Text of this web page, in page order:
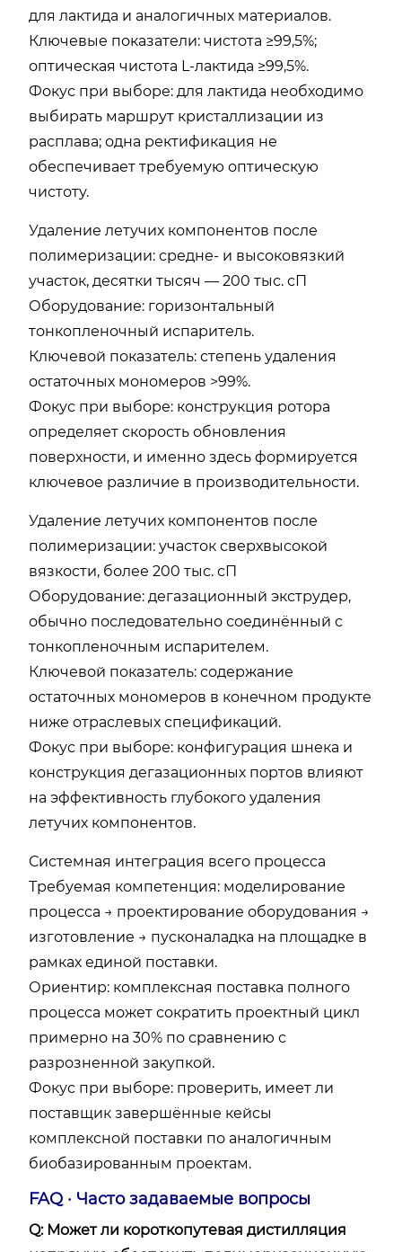
для лактида и аналогичных материалов.
Ключевые показатели: чистота ≥99,5%;
оптическая чистота L-лактида ≥99,5%.
Фокус при выборе: для лактида необходимо
выбирать маршрут кристаллизации из
расплава; одна ректификация не
обеспечивает требуемую оптическую
чистоту.
Удаление летучих компонентов после
полимеризации: средне- и высоковязкий
участок, десятки тысяч — 200 тыс. сП
Оборудование: горизонтальный
тонкопленочный испаритель.
Ключевой показатель: степень удаления
остаточных мономеров >99%.
Фокус при выборе: конструкция ротора
определяет скорость обновления
поверхности, и именно здесь формируется
ключевое различие в производительности.
Удаление летучих компонентов после
полимеризации: участок сверхвысокой
вязкости, более 200 тыс. сП
Оборудование: дегазационный экструдер,
обычно последовательно соединённый с
тонкопленочным испарителем.
Ключевой показатель: содержание
остаточных мономеров в конечном продукте
ниже отраслевых спецификаций.
Фокус при выборе: конфигурация шнека и
конструкция дегазационных портов влияют
на эффективность глубокого удаления
летучих компонентов.
Системная интеграция всего процесса
Требуемая компетенция: моделирование
процесса → проектирование оборудования →
изготовление → пусконаладка на площадке в
рамках единой поставки.
Ориентир: комплексная поставка полного
процесса может сократить проектный цикл
примерно на 30% по сравнению с
разрозненной закупкой.
Фокус при выборе: проверить, имеет ли
поставщик завершённые кейсы
комплексной поставки по аналогичным
биобазированным проектам.
FAQ · Часто задаваемые вопросы
Q: Может ли короткопутевая дистилляция